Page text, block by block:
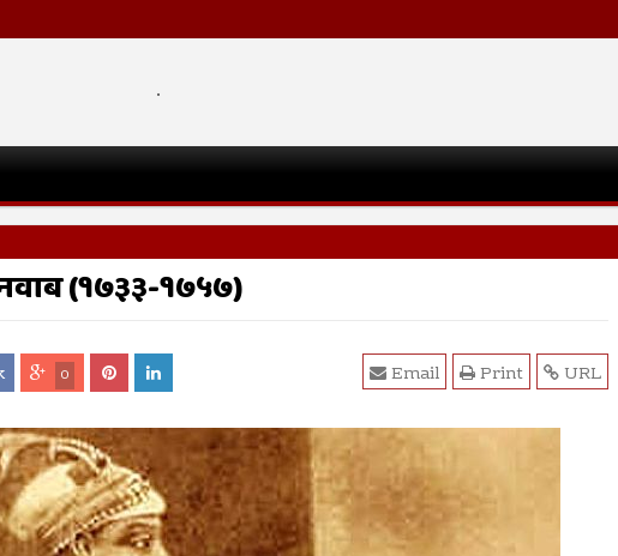
.
(१७३३-१७५७)
0 URL
Print
Email